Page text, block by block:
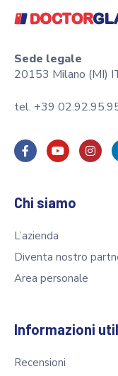
Sede legale
20153 Milano (MI)
tel. +39
Chi siamo
L’azienda
Diventa nostro
Area personale
Informazioni
Recensioni